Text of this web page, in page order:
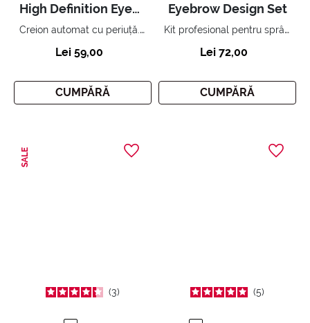
High Definition Eyebrow Pencil
Creion automat cu periuță. Waterproof.
Lei 59,00
CUMPĂRĂ
Eyebrow Design Set
Kit profesional pentru sprâncene. Trucuri pentru sprâncene perfecte.
Lei 72,00
CUMPĂRĂ
SALE
3 5